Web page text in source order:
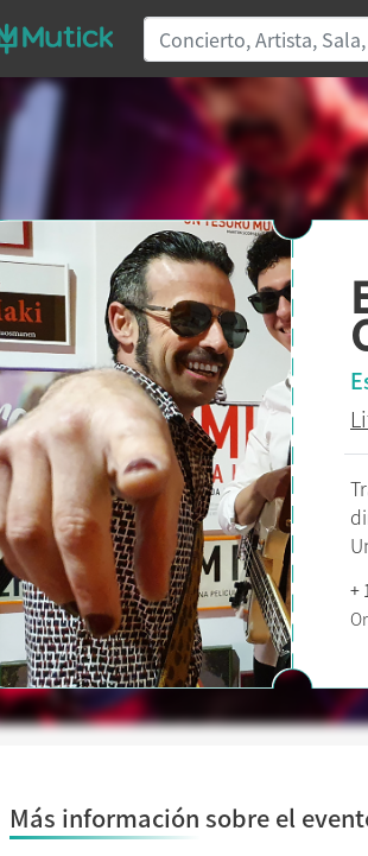
+
Más información sobre el